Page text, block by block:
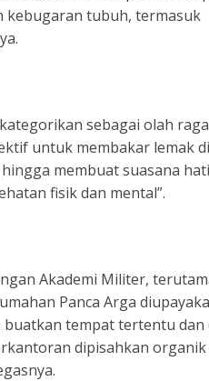
kebugaran tubuh, termasuk
sebagai olah raga
untuk membakar lemak
membuat suasana
fisik dan mental”.
Akademi Militer,
Panca Arga
tempat tertentu dan
dipisahkan